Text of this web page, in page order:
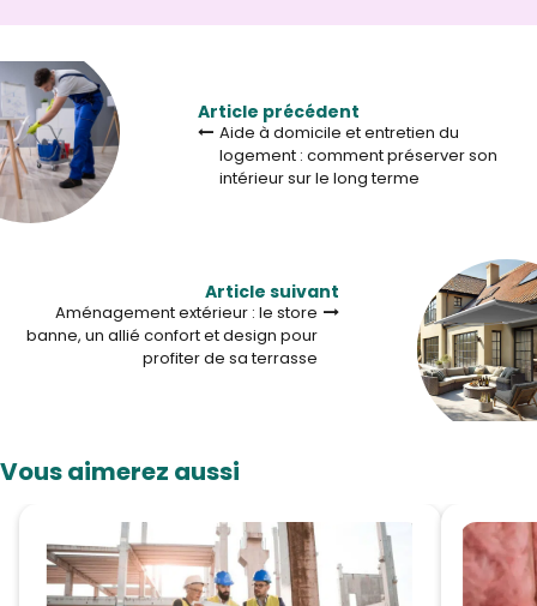
Article précédent
Aide à domicile et entretien du
logement : comment préserver son
intérieur sur le long terme
Article suivant
Aménagement extérieur : le store
banne, un allié confort et design pour
profiter de sa terrasse
Vous aimerez aussi